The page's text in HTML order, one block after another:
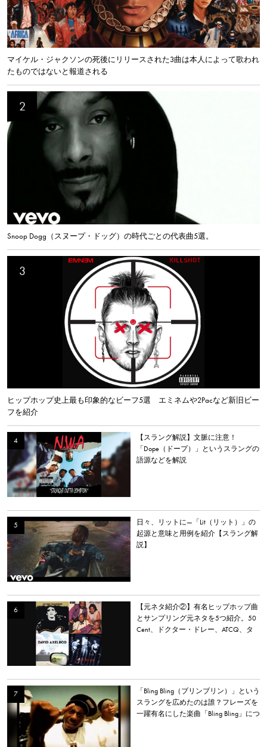
マイケル・ジャクソンの死後にリリースされた3曲は本人によって歌われ
たものではないと報道される
Snoop Dogg（スヌープ・ドッグ）の時代ごとの代表曲5選。
ヒップホップ史上最も印象的なビーフ5選 エミネムや2Pacなど新旧ビー
フを紹介
【スラング解説】文脈に注意！
「Dope（ドープ）」というスラングの
語源などを解説
日々、リットに—「Lit（リット）」の
起源と意味と用例を紹介【スラング解
説】
【元ネタ紹介②】有名ヒップホップ曲
とサンプリング元ネタを5つ紹介。50
Cent、ドクター・ドレー、ATCQ、タ
「Bling Bling（ブリンブリン）」という
スラングを広めたのは誰？フレーズを
一躍有名にした楽曲「Bling Bling」につ